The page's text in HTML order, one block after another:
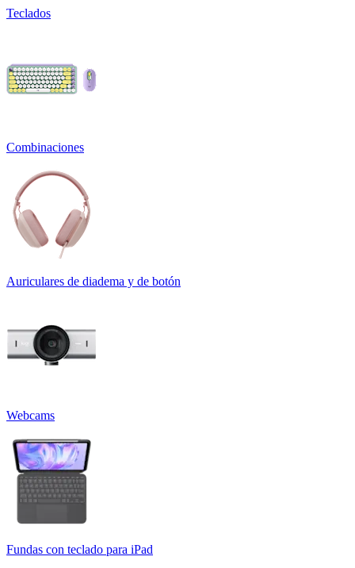
Teclados
Combinaciones
Auriculares de diadema y de botón
Webcams
Fundas con teclado para iPad